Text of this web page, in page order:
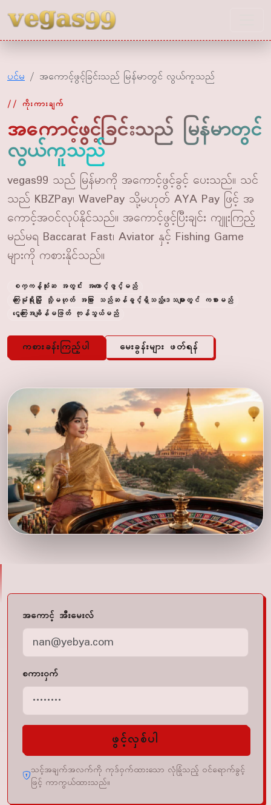
vegas99
ပင်မ အကောင့်ဖွင့်ခြင်းသည် မြန်မာတွင် လွယ်ကူသည်
ကိုးကားချက်
အကောင့်ဖွင့်ခြင်းသည် မြန်မာတွင်
လွယ်ကူသည်
vegas99 သည် မြန်မာကို အကောင့်ဖွင့်ခွင့် ပေးသည်။ သင်
သည် KBZPay၊ WavePay သို့မဟုတ် AYA Pay ဖြင့် အ
ကောင့်အဝင်လုပ်နိုင်သည်။ အကောင့်ဖွင့်ပြီးချင်း ကျူးကြည့်
မည်မရ Baccarat Fast၊ Aviator နှင့် Fishing Game
များကို ကစားနိုင်သည်။
စက္ကန့်သုံးဆ အတွင်း အကောင့်ဖွင့်မည်
ကြေးမုံရိုးမြို့ သို့မဟုတ် အခြား သည်ဆန်ခွင့်ရှိသည့်ဒေသများတွင် ကစားမည်
ငွေကြေးအချိန်မဖြတ် ကုန်သွယ်မည်
ကစားခန်းကြည့်ပါ မေးခွန်းများ ဖတ်ရန်
အကောင့် အီးမေးလ်
စကားဝှက်
ဖွင့်လှစ်ပါ
သင့်အချက်အလက်ကို ကုဒ်ဝှက်ထားသော လုံခြုံသည့် ဝင်ရောက်ခွင့်
ဖြင့် ကာကွယ်ထားသည်။